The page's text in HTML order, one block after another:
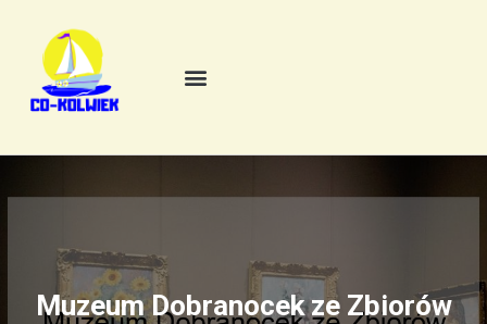
Muzeum Dobranocek ze Zbiorów